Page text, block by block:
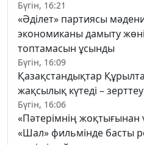
Бүгін, 16:21
«Әділет» партиясы
экономиканы дамыту
топтамасын ұсынды
Бүгін, 16:09
Қазақстандықтар
жақсылық күтеді – зерттеу
Бүгін, 16:06
«Пәтерімнің жоқтығынан
«Шал» фильмінде басты